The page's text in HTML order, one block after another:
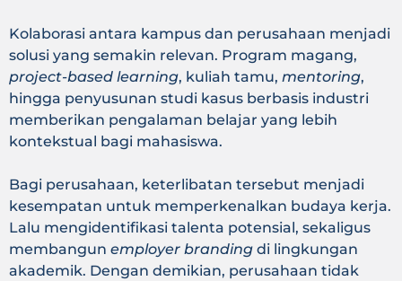
Kolaborasi antara kampus dan perusahaan menjadi
solusi yang semakin relevan. Program magang,
project-based learning, kuliah tamu, mentoring,
hingga penyusunan studi kasus berbasis industri
memberikan pengalaman belajar yang lebih
kontekstual bagi mahasiswa.
Bagi perusahaan, keterlibatan tersebut menjadi
kesempatan untuk memperkenalkan budaya kerja.
Lalu mengidentifikasi talenta potensial, sekaligus
membangun employer branding di lingkungan
akademik. Dengan demikian, perusahaan tidak